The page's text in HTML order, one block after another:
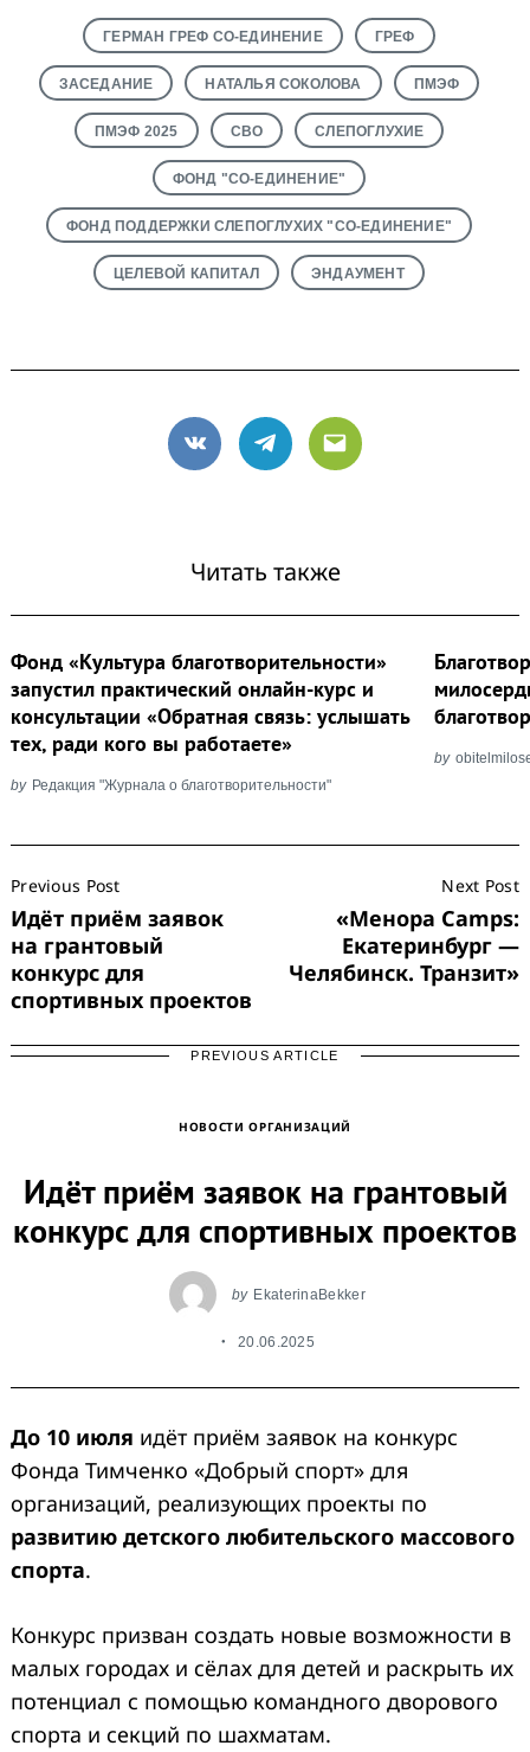
ГЕРМАН ГРЕФ СО-ЕДИНЕНИЕ ГРЕФ
ЗАСЕДАНИЕ НАТАЛЬЯ СОКОЛОВА ПМЭФ
ПМЭФ 2025 СВО СЛЕПОГЛУХИЕ
ФОНД "СО-ЕДИНЕНИЕ"
ФОНД ПОДДЕРЖКИ СЛЕПОГЛУХИХ "СО-ЕДИНЕНИЕ"
ЦЕЛЕВОЙ КАПИТАЛ ЭНДАУМЕНТ
VK Telegram
Email
Читать также
Фонд «Культура благотворительности»
запустил практический онлайн-курс и
консультации «Обратная связь: услышать
тех, ради кого вы работаете»
by Редакция "Журнала о благотворительности"
by
Navigation
Previous Post
Идёт приём заявок
на грантовый
конкурс для
спортивных проектов
Next Post
«Менора Cаmps:
Екатеринбург —
Челябинск. Транзит»
PREVIOUS ARTICLE
НОВОСТИ ОРГАНИЗАЦИЙ
Идёт приём заявок на грантовый
конкурс для спортивных проектов
by EkaterinaBekker
20.06.2025
До 10 июля идёт приём заявок на конкурс
Фонда Тимченко «Добрый спорт» для
организаций, реализующих проекты по
развитию детского любительского массового
спорта.
Конкурс призван создать новые возможности в
малых городах и сёлах для детей и раскрыть их
потенциал с помощью командного дворового
спорта и секций по шахматам.